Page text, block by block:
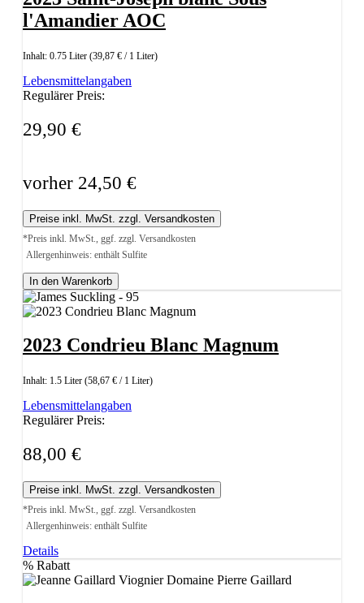
l'Amandier AOC
Inhalt: 0.75 Liter (39,87 € / 1 Liter)
Lebensmittelangaben
Regulärer Preis:
29,90 €
vorher 24,50 €
Preise inkl. MwSt. zzgl. Versandkosten
*Preis inkl. MwSt., ggf. zzgl. Versandkosten
Allergenhinweis: enthält Sulfite
In den Warenkorb
2023 Condrieu Blanc Magnum
Inhalt: 1.5 Liter (58,67 € / 1 Liter)
Lebensmittelangaben
Regulärer Preis:
88,00 €
Preise inkl. MwSt. zzgl. Versandkosten
*Preis inkl. MwSt., ggf. zzgl. Versandkosten
Allergenhinweis: enthält Sulfite
Details
% Rabatt